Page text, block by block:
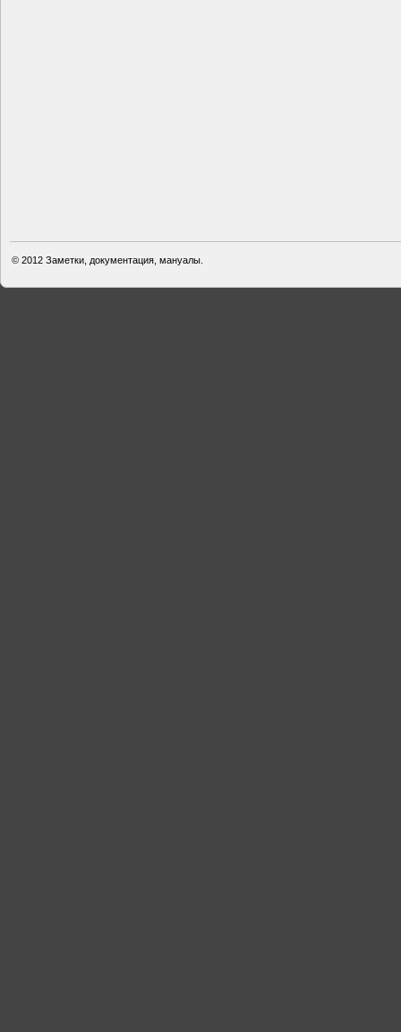
© 2012 Заметки, документация, мануалы.